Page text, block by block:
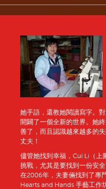
她手語，還教她閱讀寫字。
開闢了一個全新的世界。她
善了，而且認識越來越多的
丈夫！
儘管她找到幸福，Cui Li（上
挑戰，尤其是要找到一份安
在2006年，夫妻倆找到了專
Hearts and Hands 手藝工作